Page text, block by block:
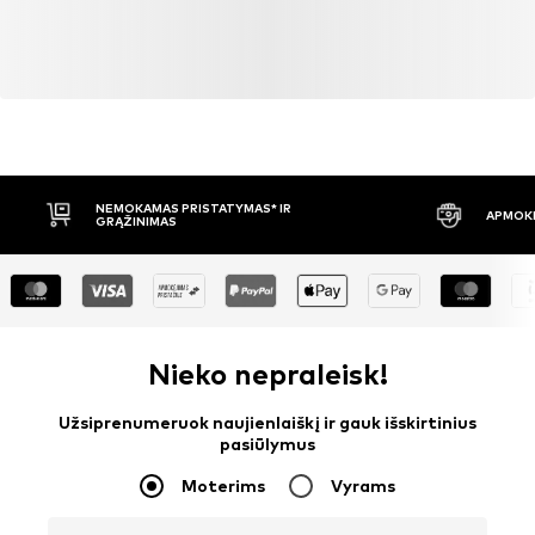
NEMOKAMAS PRISTATYMAS* IR
GRĄŽINIMAS
Nieko nepraleisk!
Užsiprenumeruok naujienlaiškį ir gauk išskirtinius
pasiūlymus
Moterims Vyrams